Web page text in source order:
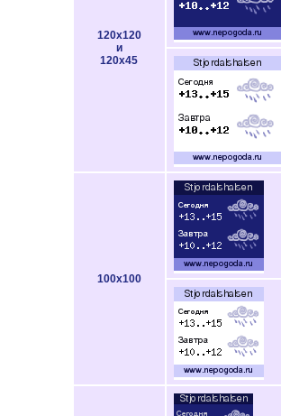
120x120
и
120x45
100x100